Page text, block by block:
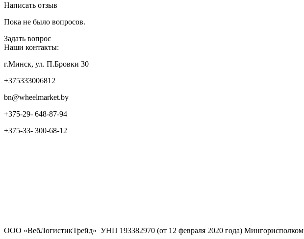
Написать отзыв
Пока не было вопросов.
Задать вопрос
Наши контакты:
г.Минск, ул. П.Бровки 30
+375333006812
bn@wheelmarket.by
+375-29- 648-87-94
+375-33- 300-68-12
ООО «ВебЛогистикТрейд» УНП 193382970 (от 12 февраля 2020 года) Мингорисполком